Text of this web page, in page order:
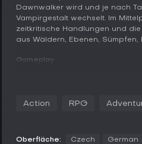
Dawnwalker wird und je nach
Vampirgestalt wechselt. Im
zeitkritische Handlungen und
aus Wäldern, Ebenen,
Gameplay
Blocken und Blutmagie, die sich
Schwerkraft umzukehren, um
Action RPG
Oberfläche: Czech German